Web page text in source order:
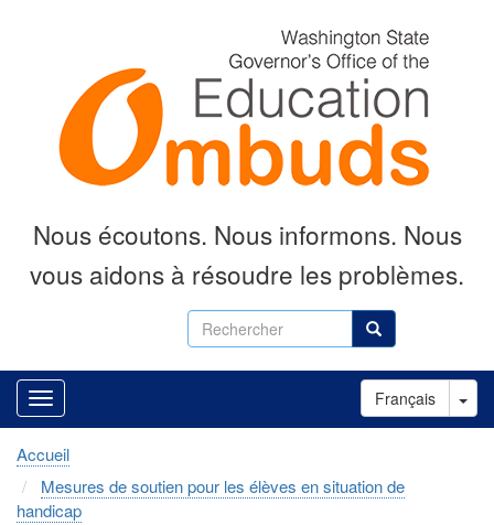
Rechercher Rechercher
Nous écoutons. Nous informons. Nous
vous aidons à résoudre les problèmes.
Français
Accueil
Mesures de soutien pour les élèves en situation de
handicap